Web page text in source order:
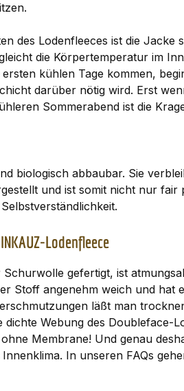
des Lodenfleeces ist die
die Körpertemperatur im
kühlen Tage kommen,
darüber nötig wird. Erst
Sommerabend ist die
biologisch abbaubar. Sie
und ist somit nicht nur
Lodenfleece
gefertigt, ist
Stoff angenehm weich und
läßt man
dichte Webung des
Membrane! Und genau
In unseren FAQs